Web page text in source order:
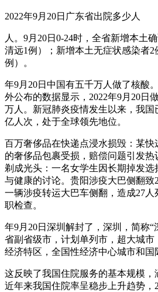
2022年9月20日广东省出院多少人
人。9月20日0-24时，全省新增本土
清远1例）；新增本土无症状感染者2
例）。
年9月20日中国有五千万人做了核酸
外公布的数据显示，2022年9月20日
万人。新冠肺炎疫情发生以来，我国
亿人次，处于全球领先地位。
百万奢侈品在快递点浸水损毁：某
的奢侈品包裹受损，赔偿问题引发
剃成光头：一名女学生因长期掉发选
与健康的讨论。贵阳涉疫大巴侧翻致
一辆涉疫转运大巴车侧翻，造成27
职检查。
年9月20日深圳解封了，深圳，简称
省副省级市，计划单列市，超大城市
经济特区，全国性经济中心城市和国
这反映了我国住院服务的基本规模，
近年来我国住院率呈稳步上升趋势，